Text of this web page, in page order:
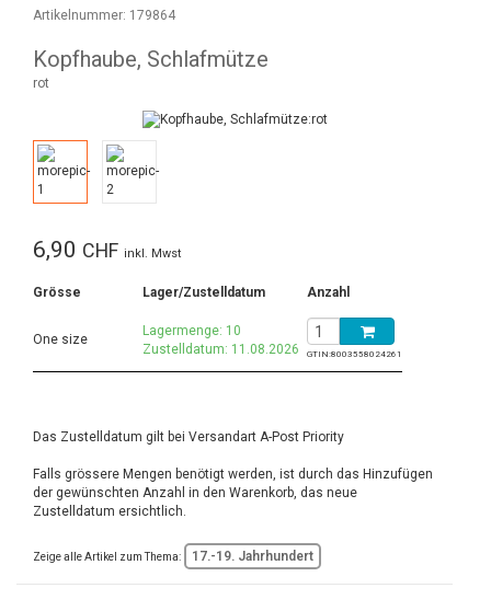
Artikelnummer: 179864
Kopfhaube, Schlafmütze
rot
6,90 CHF inkl. Mwst
Grösse Lager/Zustelldatum Anzahl
One size
Lagermenge: 10
Zustelldatum: 11.08.2026
GTIN:8003558024261
Das Zustelldatum gilt bei Versandart A-Post Priority
Falls grössere Mengen benötigt werden, ist durch das Hinzufügen
der gewünschten Anzahl in den Warenkorb, das neue
Zustelldatum ersichtlich.
Zeige alle Artikel zum Thema: 17.-19. Jahrhundert